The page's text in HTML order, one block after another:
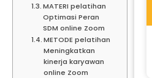
MATERI pelatihan
Optimasi Peran
SDM online Zoom
METODE pelatihan
Meningkatkan
kinerja karyawan
online Zoom